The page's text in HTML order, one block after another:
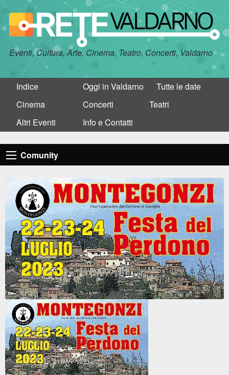
Eventi, Cultura, Arte, Cinema, Teatro, Concerti, Valdarno
Indice Oggi in Valdarno
Tutte le date
Cinema
Concerti
Teatri
Altri Eventi
Info e Contatti
Comunity